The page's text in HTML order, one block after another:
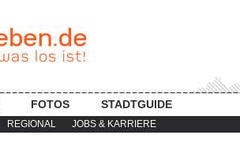
REGIONAL JOBS & KARRIERE
FOTOS STADTGUIDE